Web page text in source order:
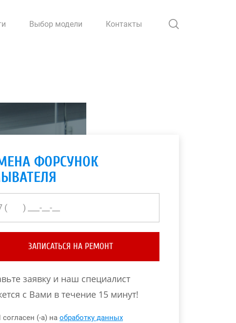
Выбор модели Контакты
ФОРСУНОК
ЗАПИСАТЬСЯ НА РЕМОНТ
заявку и наш специалист
с Вами в течение 15 минут!
согласен (-а) на обработку данных